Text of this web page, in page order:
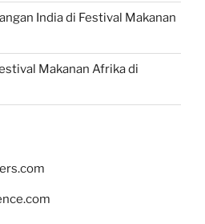
India di Festival Makanan
Makanan Afrika di